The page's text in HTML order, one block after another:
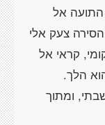
אל
צעק אלי
קראי אל
הלך.
ומתוך